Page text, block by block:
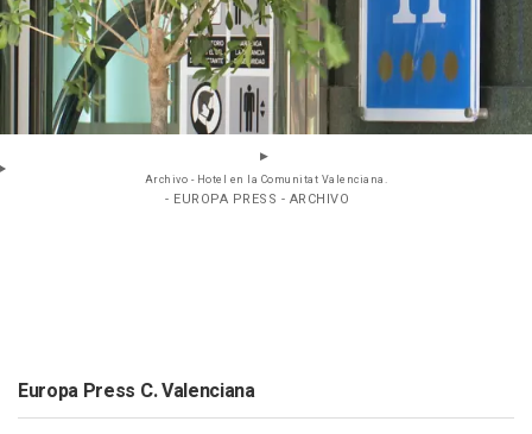
Archivo - Hotel en la Comunitat Valenciana.
- EUROPA PRESS - ARCHIVO
Europa Press C. Valenciana